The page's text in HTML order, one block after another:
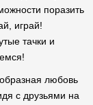
поразить
играй!
тачки и
любовь
с друзьями на